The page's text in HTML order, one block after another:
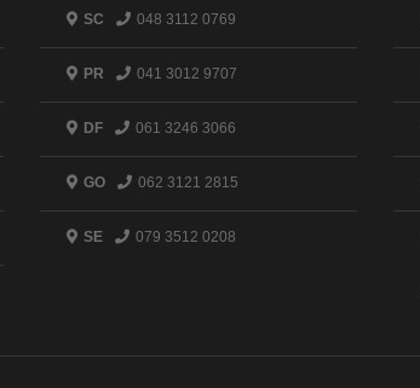
SC 048 3112 0769
PR 041 3012 9707
DF 061 3246 3066
GO 062 3121 2815
SE 079 3512 0208